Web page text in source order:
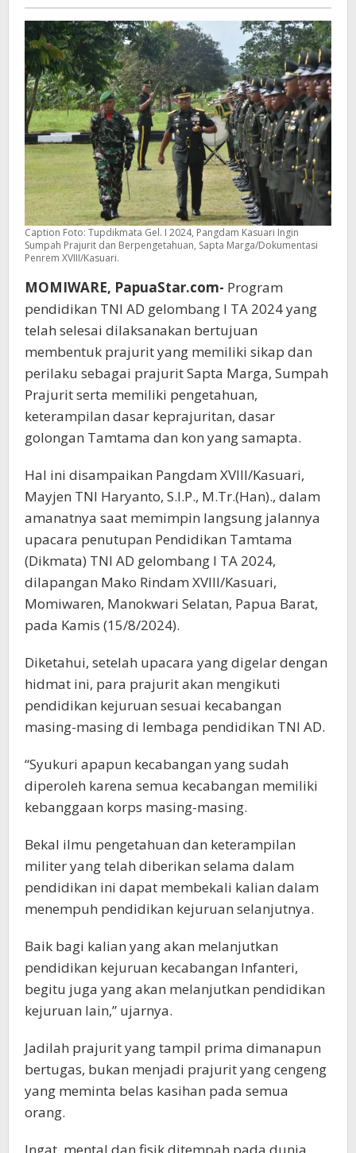
I
2024,
Pangdam
Kasuari
Ingin
Sumpah
Prajurit
dan
Berpengetahuan,
Sapta
Marga
Star
Caption Foto: Tupdikmata Gel. I 2024, Pangdam Kasuari Ingin
Sumpah Prajurit dan Berpengetahuan, Sapta Marga/Dokumentasi
Penrem XVIII/Kasuari.
MOMIWARE, PapuaStar.com- Program
pendidikan TNI AD gelombang I TA 2024 yang
telah selesai dilaksanakan bertujuan
membentuk prajurit yang memiliki sikap dan
perilaku sebagai prajurit Sapta Marga, Sumpah
Prajurit serta memiliki pengetahuan,
keterampilan dasar keprajuritan, dasar
golongan Tamtama dan kon yang samapta.
Hal ini disampaikan Pangdam XVIII/Kasuari,
Mayjen TNI Haryanto, S.I.P., M.Tr.(Han)., dalam
amanatnya saat memimpin langsung jalannya
upacara penutupan Pendidikan Tamtama
(Dikmata) TNI AD gelombang I TA 2024,
dilapangan Mako Rindam XVIII/Kasuari,
Momiwaren, Manokwari Selatan, Papua Barat,
pada Kamis (15/8/2024).
Diketahui, setelah upacara yang digelar dengan
hidmat ini, para prajurit akan mengikuti
pendidikan kejuruan sesuai kecabangan
masing-masing di lembaga pendidikan TNI AD.
“Syukuri apapun kecabangan yang sudah
diperoleh karena semua kecabangan memiliki
kebanggaan korps masing-masing.
Bekal ilmu pengetahuan dan keterampilan
militer yang telah diberikan selama dalam
pendidikan ini dapat membekali kalian dalam
menempuh pendidikan kejuruan selanjutnya.
Baik bagi kalian yang akan melanjutkan
pendidikan kejuruan kecabangan Infanteri,
begitu juga yang akan melanjutkan pendidikan
kejuruan lain,” ujarnya.
Jadilah prajurit yang tampil prima dimanapun
bertugas, bukan menjadi prajurit yang cengeng
yang meminta belas kasihan pada semua
orang.
Ingat, mental dan fisik ditempah pada dunia